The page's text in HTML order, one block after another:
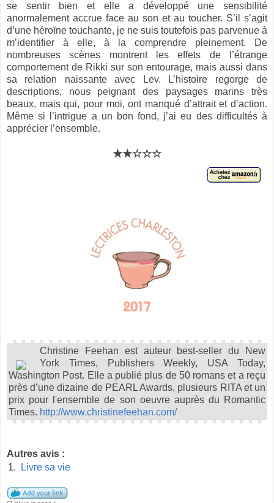
se sentir bien et elle a développé une sensibilité
anormalement accrue face au son et au toucher. S’il s’agit
d’une héroïne touchante, je ne suis toutefois pas parvenue à
m’identifier à elle, à la comprendre pleinement. De
nombreuses scènes montrent les effets de l’étrange
comportement de Rikki sur son entourage, mais aussi dans
sa relation naissante avec Lev. L’histoire regorge de
descriptions, nous peignant des paysages marins très
beaux, mais qui, pour moi, ont manqué d’attrait et d’action.
Même si l’intrigue a un bon fond, j’ai eu des difficultés à
apprécier l’ensemble.
★★☆☆☆
Christine Feehan est auteur best-seller du New
York Times, Publishers Weekly, USA Today,
Washington Post. Elle a publié plus de 50 romans et a reçu
près d’une dizaine de PEARL Awards, plusieurs RITA et un
prix pour l'ensemble de son oeuvre auprès du Romantic
Times. http://www.christinefeehan.com/
Autres avis :
1.
Livre sa vie